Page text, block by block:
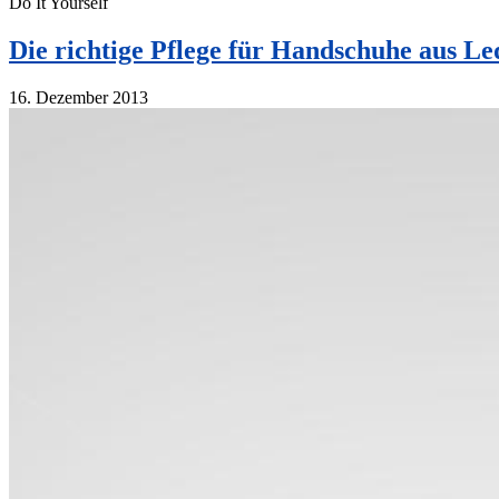
Die richtige Pflege für Handschuhe aus
16. Dezember 2013